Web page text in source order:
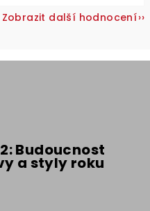
Zobrazit další hodnocení
Budoucnost
a styly roku